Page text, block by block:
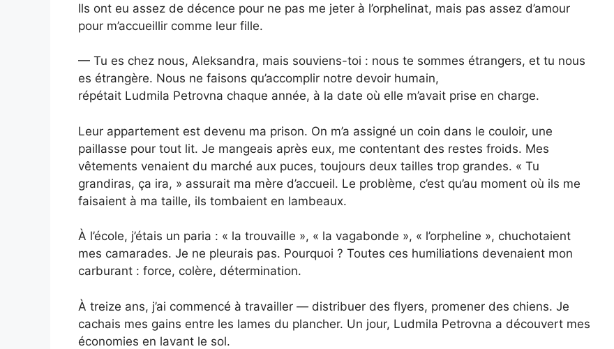
Ils ont eu assez de décence pour ne pas me jeter à l’orphelinat, mais pas assez d’amour
pour m’accueillir comme leur fille.
— Tu es chez nous, Aleksandra, mais souviens-toi : nous te sommes étrangers, et tu nous
es étrangère. Nous ne faisons qu’accomplir notre devoir humain,
répétait Ludmila Petrovna chaque année, à la date où elle m’avait prise en charge.
Leur appartement est devenu ma prison. On m’a assigné un coin dans le couloir, une
paillasse pour tout lit. Je mangeais après eux, me contentant des restes froids. Mes
vêtements venaient du marché aux puces, toujours deux tailles trop grandes. « Tu
grandiras, ça ira, » assurait ma mère d’accueil. Le problème, c’est qu’au moment où ils me
faisaient à ma taille, ils tombaient en lambeaux.
À l’école, j’étais un paria : « la trouvaille », « la vagabonde », « l’orpheline », chuchotaient
mes camarades. Je ne pleurais pas. Pourquoi ? Toutes ces humiliations devenaient mon
carburant : force, colère, détermination.
À treize ans, j’ai commencé à travailler — distribuer des flyers, promener des chiens. Je
cachais mes gains entre les lames du plancher. Un jour, Ludmila Petrovna a découvert mes
économies en lavant le sol.